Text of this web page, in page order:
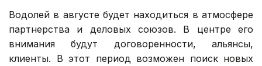
Водолей в августе будет находиться в атмосфере
партнерства и деловых союзов. В центре его
внимания будут договоренности, альянсы,
клиенты. В этот период возможен поиск новых